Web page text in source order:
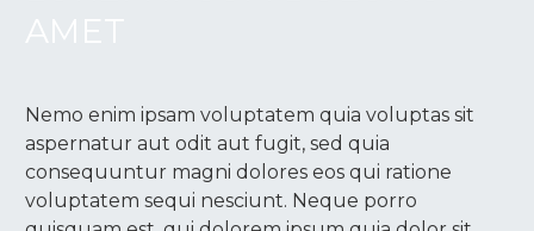
Nemo enim ipsam voluptatem quia voluptas sit
aspernatur aut odit aut fugit, sed quia
consequuntur magni dolores eos qui ratione
voluptatem sequi nesciunt. Neque porro